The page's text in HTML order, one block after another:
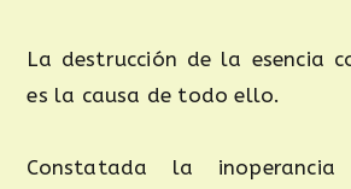
La destrucción de la esencia
es la causa de todo ello.
Constatada la